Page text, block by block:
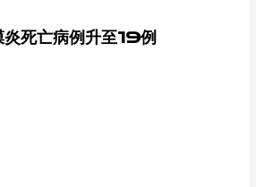
死亡病例升至19例